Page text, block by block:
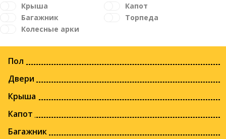
Крыша
Капот
Багажник
Торпеда
Колесные арки
Пол
Двери
Крыша
Капот
Багажник